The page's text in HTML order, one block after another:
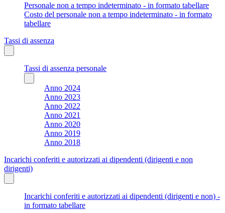
Personale non a tempo indeterminato - in formato tabellare
Costo del personale non a tempo indeterminato - in formato
tabellare
Tassi di assenza
Tassi di assenza personale
Anno 2024
Anno 2023
Anno 2022
Anno 2021
Anno 2020
Anno 2019
Anno 2018
Incarichi conferiti e autorizzati ai dipendenti (dirigenti e non
dirigenti)
Incarichi conferiti e autorizzati ai dipendenti (dirigenti e non) -
in formato tabellare